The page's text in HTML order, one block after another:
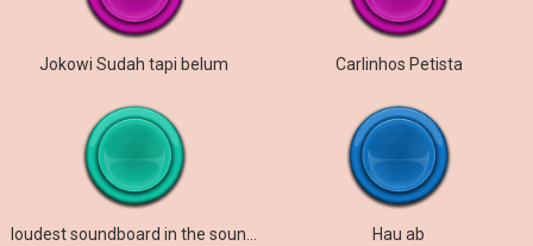
Jokowi Sudah tapi belum Carlinhos Petista
Hau ab